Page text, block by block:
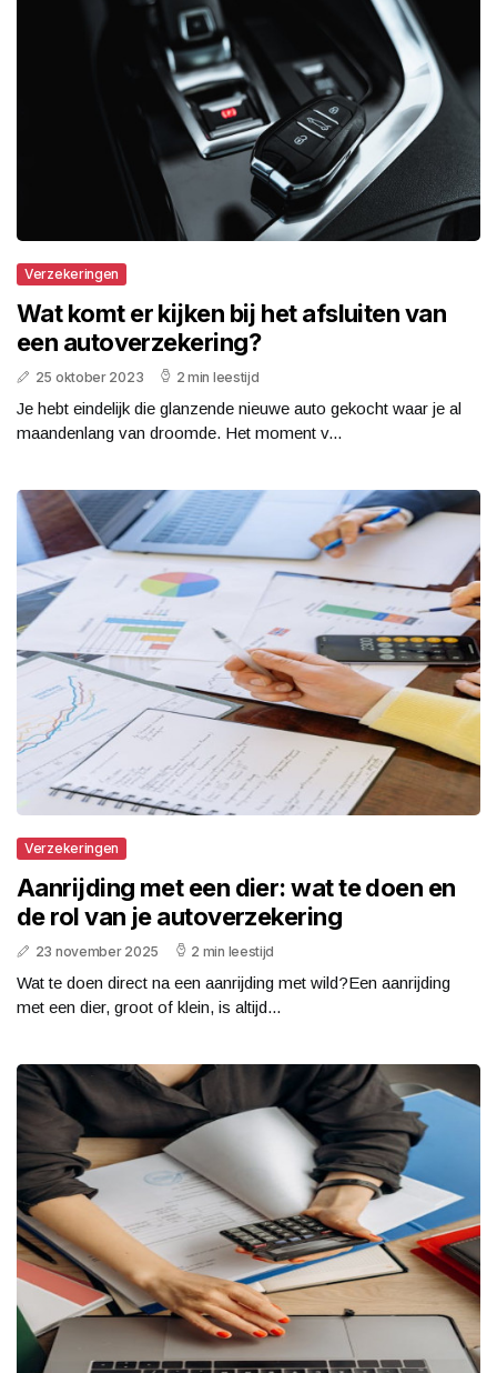
Verzekeringen
Wat komt er kijken bij het afsluiten van
een autoverzekering?
25 oktober 2023 2 min leestijd
Je hebt eindelijk die glanzende nieuwe auto gekocht waar je al
maandenlang van droomde. Het moment v...
Verzekeringen
Aanrijding met een dier: wat te doen en
de rol van je autoverzekering
23 november 2025 2 min leestijd
Wat te doen direct na een aanrijding met wild?Een aanrijding
met een dier, groot of klein, is altijd...